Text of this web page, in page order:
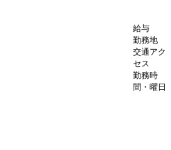
給与
勤務地
交通アク
セス
勤務時
間・曜日